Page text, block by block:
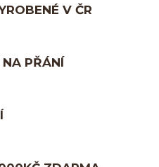
V ČR
PŘÁNÍ